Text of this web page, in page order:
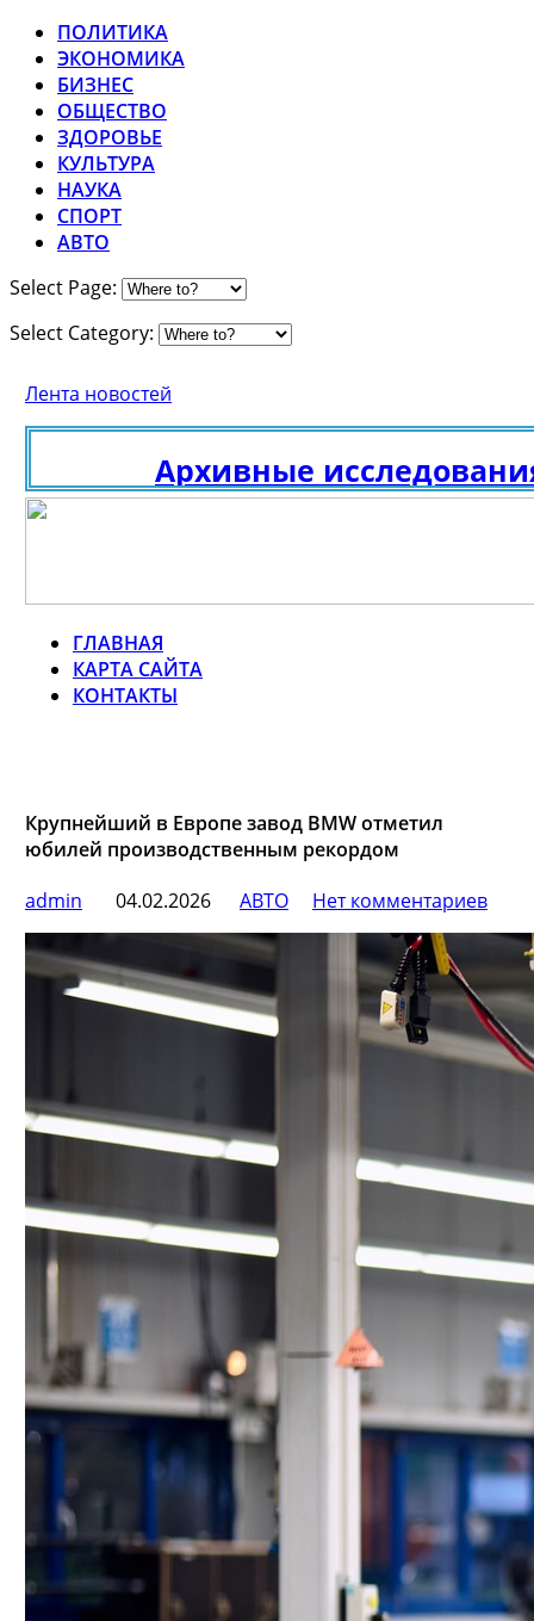
ПОЛИТИКА
ЭКОНОМИКА
БИЗНЕС
ОБЩЕСТВО
ЗДОРОВЬЕ
КУЛЬТУРА
НАУКА
СПОРТ
АВТО
Select Page:
Select Category:
Лента новостей
исследования для получения
ГЛАВНАЯ
КАРТА САЙТА
КОНТАКТЫ
Крупнейший в Европе завод BMW отметил
юбилей производственным рекордом
admin
04.02.2026 АВТО Нет комментариев